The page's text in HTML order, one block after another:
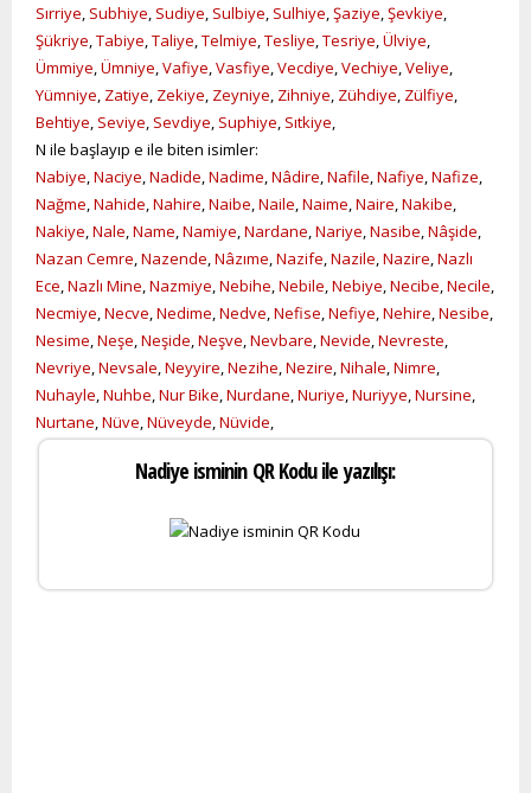
Sırriye, Subhiye, Sudiye, Sulbiye, Sulhiye,Şaziye,Şevkiye,
Şükriye,Tabiye,Taliye,Telmiye,Tesliye,Tesriye,Ülviye,
Ümmiye,Ümniye,Vafiye,Vasfiye,Vecdiye,Vechiye,Veliye,
Yümniye, Zatiye, Zekiye, Zeyniye, Zihniye, Zühdiye, Zülfiye,
Behtiye, Seviye, Sevdiye, Suphiye, Sıtkiye,
N ile başlayıp e ile biten isimler:
Nabiye,Naciye,Nadide,Nadime,Nâdire,Nafile,Nafiye,Nafize,
Nağme,Nahide,Nahire,Naibe,Naile,Naime,Naire,Nakibe,
Nakiye,Nale,Name,Namiye,Nardane,Nariye,Nasibe,Nâşide,
Nazan Cemre,Nazende,Nâzıme,Nazife,Nazile,Nazire,Nazlı
Ece,Nazlı Mine,Nazmiye,Nebihe,Nebile,Nebiye,Necibe,Necile,
Necmiye,Necve,Nedime,Nedve,Nefise,Nefiye,Nehire,Nesibe,
Nesime,Neşe,Neşide,Neşve,Nevbare,Nevide,Nevreste,
Nevriye,Nevsale,Neyyire,Nezihe,Nezire,Nihale,Nimre,
Nuhayle,Nuhbe,Nur Bike,Nurdane,Nuriye,Nuriyye,Nursine,
Nurtane,Nüve,Nüveyde,Nüvide,
Nadiye isminin QR Kodu ile yazılışı: